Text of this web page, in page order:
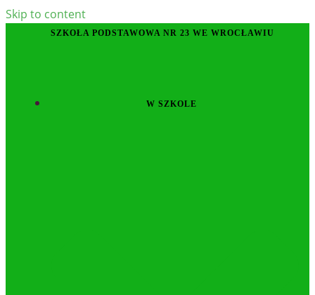
Skip to content
SZKOŁA PODSTAWOWA NR 23 WE WROCŁAWIU
W SZKOLE